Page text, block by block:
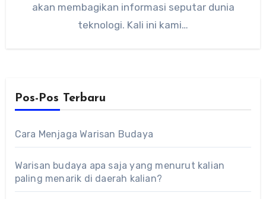
akan membagikan informasi seputar dunia
teknologi. Kali ini kami…
Pos-Pos Terbaru
Cara Menjaga Warisan Budaya
Warisan budaya apa saja yang menurut kalian
paling menarik di daerah kalian?